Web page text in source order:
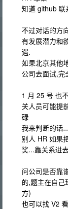
知道 github 联
不过对话的方
有发展潜力和
遇.
如果北京其他
公司去面试,完
1 月 25 号 也
关人员可能提
碌
我来判断的话
别人 HR 如果
奖...靠关系进
问公司是否靠
的,题主在自己
方)
也可以找 V2